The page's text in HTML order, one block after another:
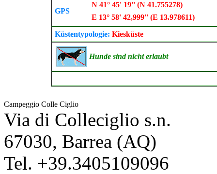
GPS
N 41° 45' 19'' (N 41.755278)
E 13° 58' 42,999'' (E 13.978611)
Küstentypologie: Kiesküste
Hunde sind nicht erlaubt
Campeggio Colle Ciglio
Via di Colleciglio s.n.
67030, Barrea (AQ)
Tel. +39.3405109096